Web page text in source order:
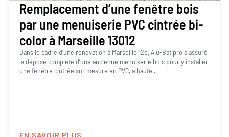
Remplacement d’une fenêtre bois
par une menuiserie PVC cintrée bi-
color à Marseille 13012
Dans le cadre d’une rénovation à Marseille 12e, Alu-Batipro a assuré
la dépose complète d’une ancienne menuiserie bois pour y installer
une fenêtre cintrée sur mesure en PVC, à haute...